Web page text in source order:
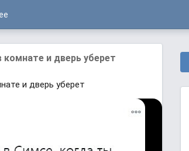
комнате и дверь уберет
и дверь уберет